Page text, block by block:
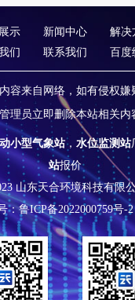
示 新闻中心 解决
们 联系我们 百度
容来自网络，如有侵权
理员立即删除本站相关内
小型气象站， 水位监测站
站报价
山东天合环境科技有
：鲁ICP备2022000759号-2